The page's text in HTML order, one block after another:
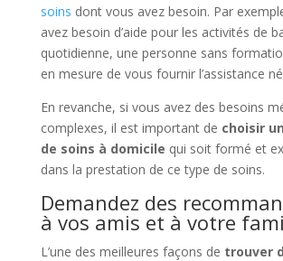
soins dont vous avez besoin. Par
avez besoin d’aide pour les activités de
quotidienne, une personne sans
en mesure de vous fournir l’assistance
En revanche, si vous avez des besoins
complexes, il est important de choisir
de soins à domicile qui soit formé et
dans la prestation de ce type de soins.
Demandez des
à vos amis et à votre
L’une des meilleures façons de trouver